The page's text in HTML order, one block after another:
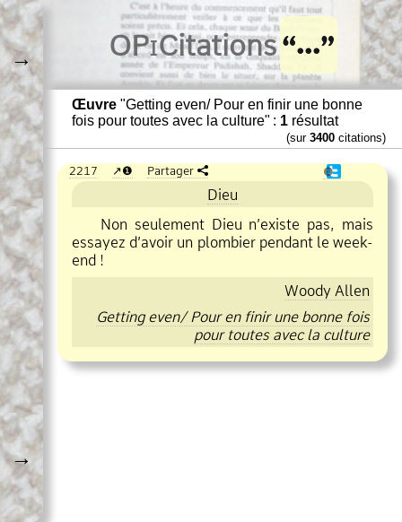
→
→
OPiCitations
Œuvre "Getting even/ Pour en finir une bonne
fois pour toutes avec la culture" : 1 résultat
(sur 3400 citations)
2217 ❶ Partager ❶
Dieu
Non seulement Dieu n’existe pas, mais
essayez d’avoir un plombier pendant le week
end !
Woody Allen
Getting even/ Pour en finir une bonne fois
pour toutes avec la culture